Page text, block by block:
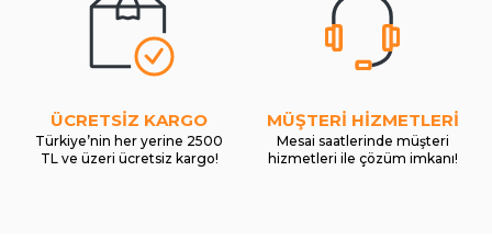
ÜCRETSİZ KARGO
Türkiye’nin her yerine 2500
TL ve üzeri ücretsiz kargo!
MÜŞTERİ HİZMETLERİ
Mesai saatlerinde müşteri
hizmetleri ile çözüm imkanı!